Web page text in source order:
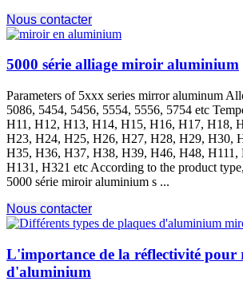
Nous contacter
5000 série alliage miroir aluminium
Parameters of 5xxx series mirror aluminum
5086, 5454, 5456, 5554, 5556, 5754 etc
H11, H12, H13, H14, H15, H16, H17, H18,
H23, H24, H25, H26, H27, H28, H29, H30,
H35, H36, H37, H38, H39, H46, H48, H111,
H131, H321 etc According to the product type
5000 série miroir aluminium s ...
Nous contacter
L'importance de la réflectivité pour
d'aluminium